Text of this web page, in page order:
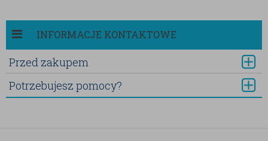
INFORMACJE KONTAKTOWE
Przed zakupem
Potrzebujesz pomocy?